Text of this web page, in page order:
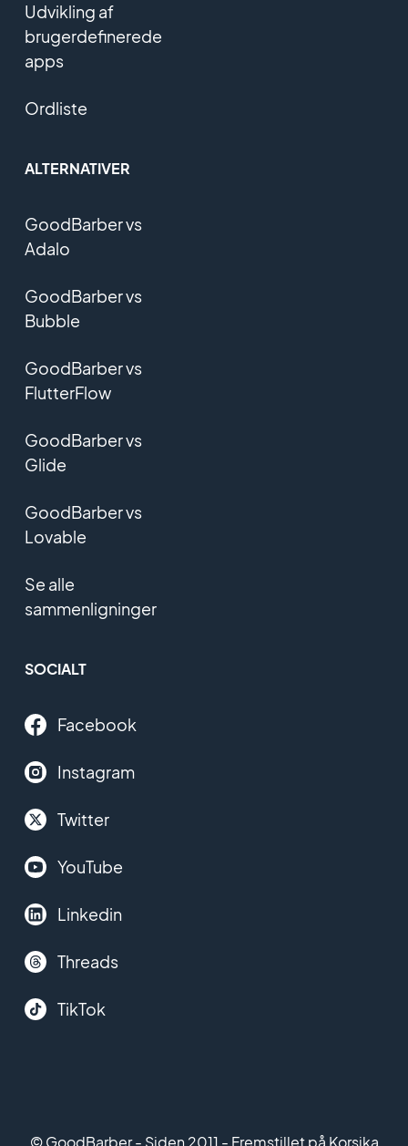
Udvikling af
brugerdefinerede
apps
Ordliste
ALTERNATIVER
GoodBarber vs
Adalo
GoodBarber vs
Bubble
GoodBarber vs
FlutterFlow
GoodBarber vs
Glide
GoodBarber vs
Lovable
Se alle
sammenligninger
SOCIALT
Facebook
Instagram
Twitter
YouTube
Linkedin
Threads
TikTok